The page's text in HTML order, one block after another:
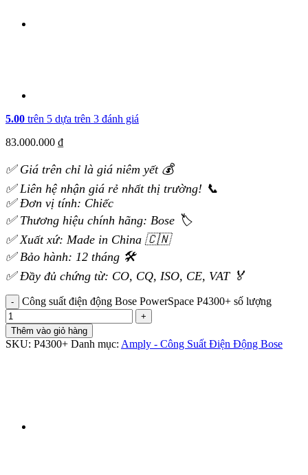
5.00 trên 5 dựa trên 3 đánh giá
83.000.000 ₫
✅ Giá trên chỉ là giá niêm yết 💰
✅ Liên hệ nhận giá rẻ nhất thị trường! 📞
✅ Đơn vị tính: Chiếc
✅ Thương hiệu chính hãng: Bose 🏷️
✅ Xuất xứ: Made in China 🇨🇳
✅ Bảo hành: 12 tháng 🛠️
✅ Đầy đủ chứng từ: CO, CQ, ISO, CE, VAT 🏅
Công suất điện động Bose PowerSpace P4300+ số lượng
Thêm vào giỏ hàng
SKU: P4300+ Danh mục: Amply - Công Suất Điện Động Bose